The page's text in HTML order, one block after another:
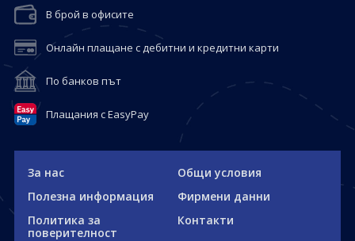
В брой в офисите
Онлайн плащане с дебитни и кредитни карти
По банков път
Плащания с EasyPay
За нас
Общи условия
Полезна информация
Фирмени данни
Политика за
поверителност
Контакти